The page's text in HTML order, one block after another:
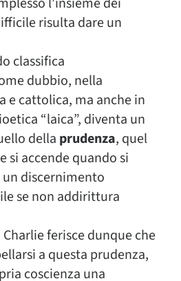
risulta dare un
classifica
dubbio, nella
e cattolica, ma anche in
“laica”, diventa un
della prudenza, quel
si accende quando si
discernimento
se non addirittura
ferisce dunque che
a questa prudenza,
coscienza una